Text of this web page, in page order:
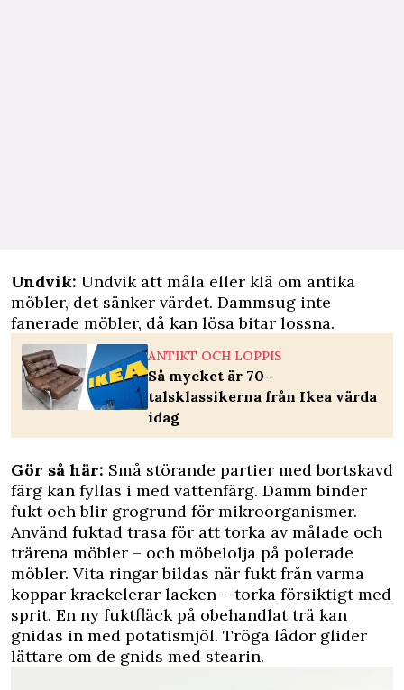
Undvik: Undvik att måla eller klä om antika
möbler, det sänker värdet. Dammsug inte
fanerade möbler, då kan lösa bitar lossna.
ANTIKT OCH LOPPIS
Så mycket är 70-
talsklassikerna från Ikea värda
idag
Gör så här: Små störande partier med bortskavd
färg kan fyllas i med vattenfärg. Damm binder
fukt och blir grogrund för mikroorganismer.
Använd fuktad trasa för att torka av målade och
trärena möbler – och möbelolja på polerade
möbler. Vita ringar bildas när fukt från varma
koppar krackelerar lacken – torka försiktigt med
sprit. En ny fuktfläck på obehandlat trä kan
gnidas in med potatismjöl. Tröga lådor glider
lättare om de gnids med stearin.